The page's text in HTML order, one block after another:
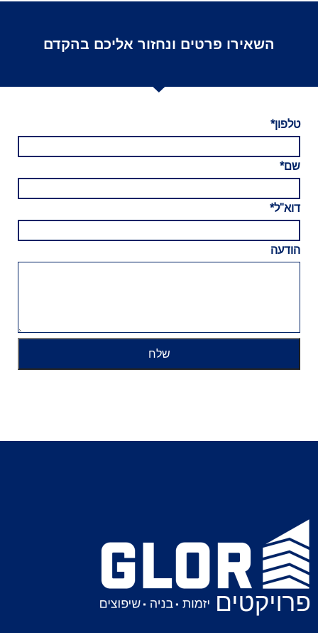
השאירו פרטים ונחזור אליכם בהקדם
טלפון*
שם*
דוא"ל*
הודעה
שלח